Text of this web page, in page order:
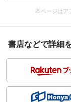
本ページはア
書店などで詳細